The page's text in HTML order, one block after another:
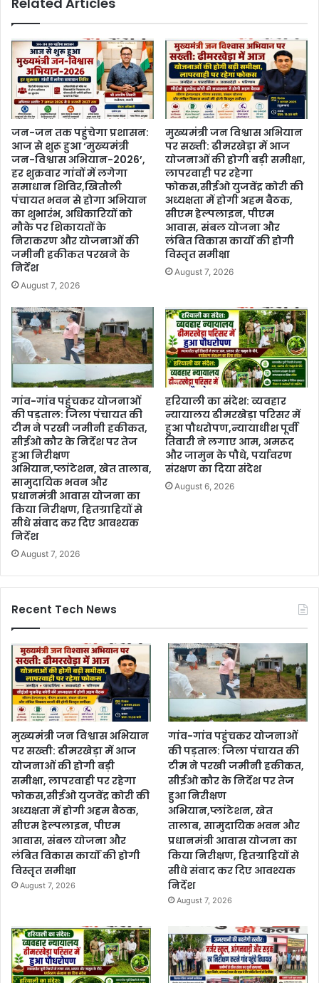
जन-जन तक पहुंचेगा प्रशासन:
आज से शुरू हुआ ‘मुख्यमंत्री
जन-विश्वास अभियान-2026’,
हर शुक्रवार गांवों में लगेगा
समाधान शिविर,खितौली
पंचायत भवन से होगा अभियान
का शुभारंभ, अधिकारियों को
मौके पर शिकायतों के
निराकरण और योजनाओं की
जमीनी हकीकत परखने के
निर्देश
August 7, 2026
मुख्यमंत्री जन विश्वास अभियान
पर सख्ती: ढीमरखेड़ा में आज
योजनाओं की होगी बड़ी समीक्षा,
लापरवाही पर रहेगा
फोकस,सीईओ युजवेंद्र कोरी की
अध्यक्षता में होगी अहम बैठक,
सीएम हेल्पलाइन, पीएम
आवास, संबल योजना और
लंबित विकास कार्यों की होगी
विस्तृत समीक्षा
August 7, 2026
गांव-गांव पहुंचकर योजनाओं
की पड़ताल: जिला पंचायत की
टीम ने परखी जमीनी हकीकत,
सीईओ कौर के निर्देश पर तेज
हुआ निरीक्षण
अभियान,प्लांटेशन, खेत तालाब,
सामुदायिक भवन और
प्रधानमंत्री आवास योजना का
किया निरीक्षण, हितग्राहियों से
सीधे संवाद कर दिए आवश्यक
निर्देश
August 7, 2026
हरियाली का संदेश: व्यवहार
न्यायालय ढीमरखेड़ा परिसर में
हुआ पौधरोपण,न्यायाधीश पूर्वी
तिवारी ने लगाए आम, अमरूद
और जामुन के पौधे, पर्यावरण
संरक्षण का दिया संदेश
August 6, 2026
Recent Tech News
मुख्यमंत्री जन विश्वास अभियान
पर सख्ती: ढीमरखेड़ा में आज
योजनाओं की होगी बड़ी
समीक्षा, लापरवाही पर रहेगा
फोकस,सीईओ युजवेंद्र कोरी की
अध्यक्षता में होगी अहम बैठक,
सीएम हेल्पलाइन, पीएम
आवास, संबल योजना और
लंबित विकास कार्यों की होगी
विस्तृत समीक्षा
August 7, 2026
गांव-गांव पहुंचकर योजनाओं
की पड़ताल: जिला पंचायत की
टीम ने परखी जमीनी हकीकत,
सीईओ कौर के निर्देश पर तेज
हुआ निरीक्षण
अभियान,प्लांटेशन, खेत
तालाब, सामुदायिक भवन और
प्रधानमंत्री आवास योजना का
किया निरीक्षण, हितग्राहियों से
सीधे संवाद कर दिए आवश्यक
निर्देश
August 7, 2026